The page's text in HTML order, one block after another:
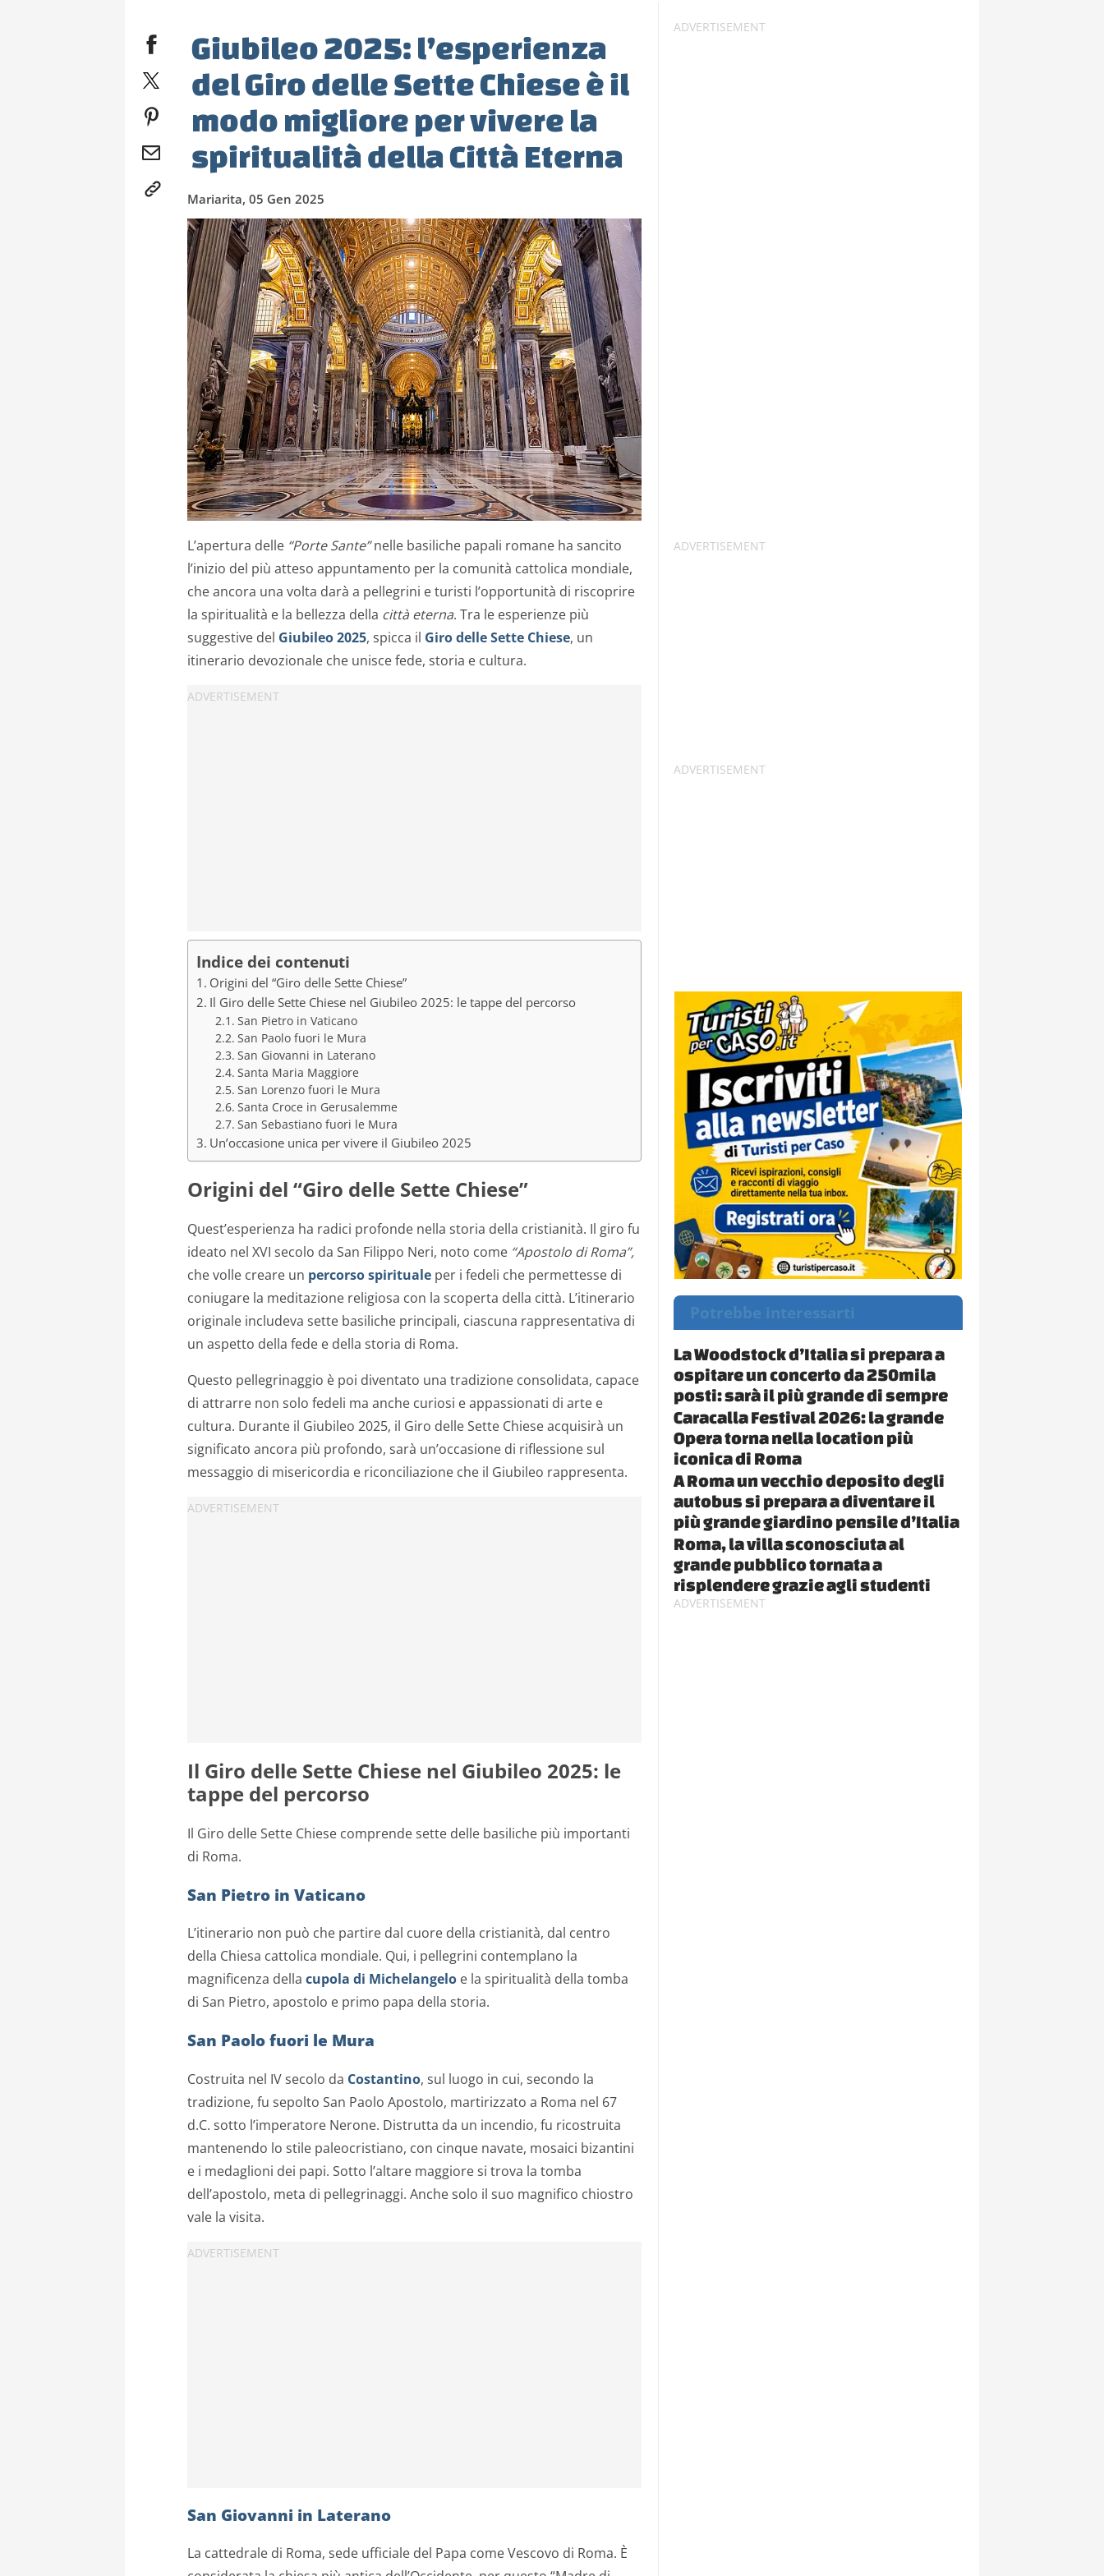
Giubileo 2025: l’esperienza
del Giro delle Sette Chiese è il
modo migliore per vivere la
spiritualità della Città Eterna
Mariarita, 05 Gen 2025
L’apertura delle “Porte Sante”nelle basiliche papali romane ha sancito
l’inizio del più atteso appuntamento per la comunità cattolica mondiale,
che ancora una volta darà a pellegrini e turisti l’opportunità di riscoprire
la spiritualità e la bellezza della città eterna. Tra le esperienze più
suggestive del Giubileo 2025, spicca il Giro delle Sette Chiese, un
itinerario devozionale che unisce fede, storia e cultura.
Indice dei contenuti
Origini del “Giro delle Sette Chiese”
Il Giro delle Sette Chiese nel Giubileo 2025: le tappe del percorso
San Pietro in Vaticano
San Paolo fuori le Mura
San Giovanni in Laterano
Santa Maria Maggiore
San Lorenzo fuori le Mura
Santa Croce in Gerusalemme
San Sebastiano fuori le Mura
Un’occasione unica per vivere il Giubileo 2025
Origini del “Giro delle Sette Chiese”
Quest’esperienza ha radici profonde nella storia della cristianità. Il giro fu
ideato nel XVI secolo da San Filippo Neri, noto come “Apostolo di Roma”,
che volle creare un percorso spirituale per i fedeli che permettesse di
coniugare la meditazione religiosa con la scoperta della città. L’itinerario
originale includeva sette basiliche principali, ciascuna rappresentativa di
un aspetto della fede e della storia di Roma.
Questo pellegrinaggio è poi diventato una tradizione consolidata, capace
di attrarre non solo fedeli ma anche curiosi e appassionati di arte e
cultura. Durante il Giubileo 2025, il Giro delle Sette Chiese acquisirà un
significato ancora più profondo, sarà un’occasione di riflessione sul
messaggio di misericordia e riconciliazione che il Giubileo rappresenta.
Il Giro delle Sette Chiese nel Giubileo 2025: le
tappe del percorso
Il Giro delle Sette Chiese comprende sette delle basiliche più importanti
di Roma.
San Pietro in Vaticano
L’itinerario non può che partire dal cuore della cristianità, dal centro
della Chiesa cattolica mondiale. Qui, i pellegrini contemplano la
magnificenza della cupola di Michelangelo e la spiritualità della tomba
di San Pietro, apostolo e primo papa della storia.
San Paolo fuori le Mura
Costruita nel IV secolo da Costantino, sul luogo in cui, secondo la
tradizione, fu sepolto San Paolo Apostolo, martirizzato a Roma nel 67
d.C. sotto l’imperatore Nerone. Distrutta da un incendio, fu ricostruita
mantenendo lo stile paleocristiano, con cinque navate, mosaici bizantini
e i medaglioni dei papi. Sotto l’altare maggiore si trova la tomba
dell’apostolo, meta di pellegrinaggi. Anche solo il suo magnifico chiostro
vale la visita.
San Giovanni in Laterano
La cattedrale di Roma, sede ufficiale del Papa come Vescovo di Roma. È
Potrebbe interessarti
La Woodstock d’Italia si prepara a
ospitare un concerto da 250mila
posti: sarà il più grande di sempre
Caracalla Festival 2026: la grande
Opera torna nella location più
iconica di Roma
A Roma un vecchio deposito degli
autobus si prepara a diventare il
più grande giardino pensile d’Italia
Roma, la villa sconosciuta al
grande pubblico tornata a
risplendere grazie agli studenti